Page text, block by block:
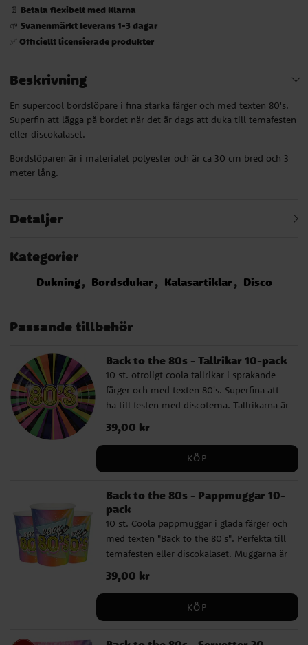
📄 Betala flexibelt med Klarna
🌱 Svanenmärkt leverans 1-3 dagar
✅ Officiellt licensierade produkter
Beskrivning
En supercool bordslöpare i fina starka färger och med texten 80's.
Superfin att lägga på bordet när det är dags att duka till temafesten
eller discokalaset.
Bordslöparen är i materialet polyester och är ca 30 cm bred och 3
meter lång.
Detaljer
Kategorier
Dukning Bordsdukar Kalasartiklar Disco
Passande tillbehör
Back to the 80s - Tallrikar 10-pack
10 st. otroligt coola tallrikar i sprakande
färger och med texten 80's. Superfina att
ha till festen med discotema. Tallrikarna är
tillverkade av papper och är ca 22,5 cm
stora.
Pris:39,00 kr
39,00 kr
KÖP
Back to the 80s - Pappmuggar 10-
pack
10 st. Coola pappmuggar i glada färger och
med texten "Back to the 80's". Perfekta till
temafesten eller discokalaset. Muggarna är
ca 9,7 cm höga och rymmer 270 ml.
Pris:39,00 kr
39,00 kr
KÖP